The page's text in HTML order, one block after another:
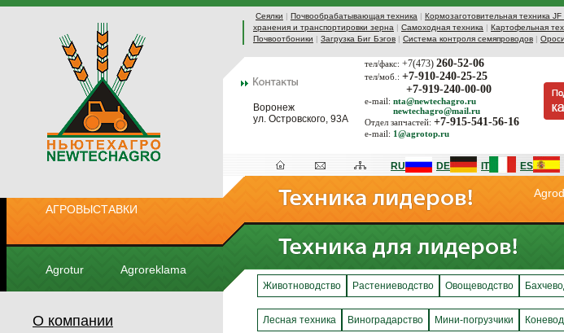
Сеялки | Почвообрабатывающая техника | Кормозаготовительная техника
хранения и транспортировки зерна | Самоходная техника | Картофельная
Почвоотбоники | Загрузка Биг Бэгов | Система контроля семяпроводов |
Воронеж
ул. Островского, 93А
тел/факс: +7(473) 260-52-06
тел/моб.: +7-910-240-25-25
+7-919-240-00-00
e-mail: nta@newtechagro.ru
newtechagro@mail.ru
Отдел запчастей: +7-915-541-56-16
e-mail: 1@agrotop.ru
АГРОВЫСТАВКИ
Agrotur Agroreklama
RU DE IT ES
О компании
Животноводство Растениеводство Овощеводство
Лесная техника Виноградарство Мини-погрузчики